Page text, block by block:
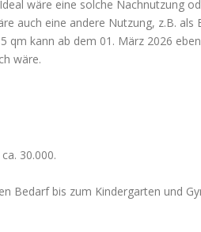
wäre eine solche Nachnutzung
auch eine andere Nutzung, z.B. als
qm kann ab dem 01. März 2026
wäre.
30.000.
Bedarf bis zum Kindergarten und